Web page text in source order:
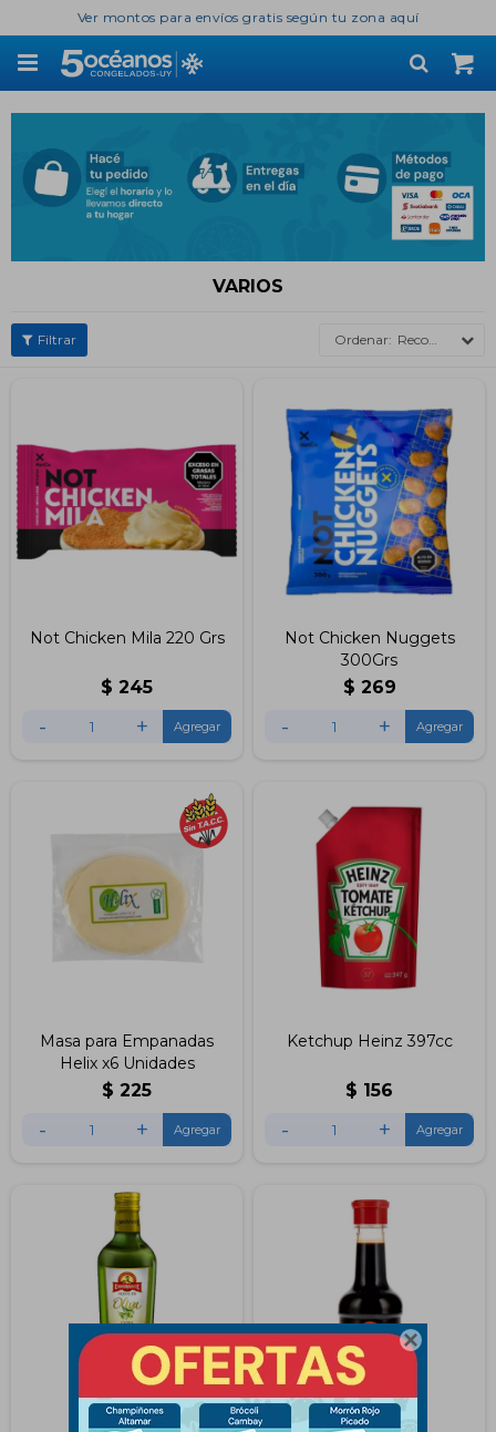

Ver montos para envíos gratis según tu zona aquí

VARIOS
Recomendados
Not Chicken Mila 220 Grs
$ 245
- +
Not Chicken Nuggets
300Grs
$ 269
- +
Masa para Empanadas
Helix x6 Unidades
$ 225
- +
Ketchup Heinz 397cc
$ 156
- +